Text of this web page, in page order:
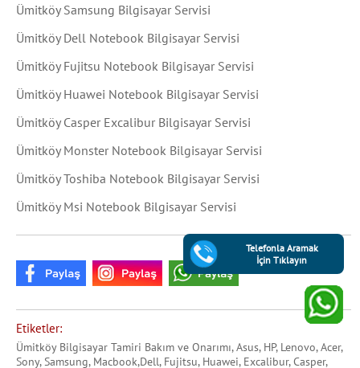
Ümitköy Samsung Bilgisayar Servisi
Ümitköy Dell Notebook Bilgisayar Servisi
Ümitköy Fujitsu Notebook Bilgisayar Servisi
Ümitköy Huawei Notebook Bilgisayar Servisi
Ümitköy Casper Excalibur Bilgisayar Servisi
Ümitköy Monster Notebook Bilgisayar Servisi
Ümitköy Toshiba Notebook Bilgisayar Servisi
Ümitköy Msi Notebook Bilgisayar Servisi
Etiketler:
Ümitköy Bilgisayar Tamiri Bakım ve Onarımı, Asus, HP, Lenovo, Acer,
Sony, Samsung, Macbook,Dell, Fujitsu, Huawei, Excalibur, Casper,
Telefonla Aramak
İçin Tıklayın